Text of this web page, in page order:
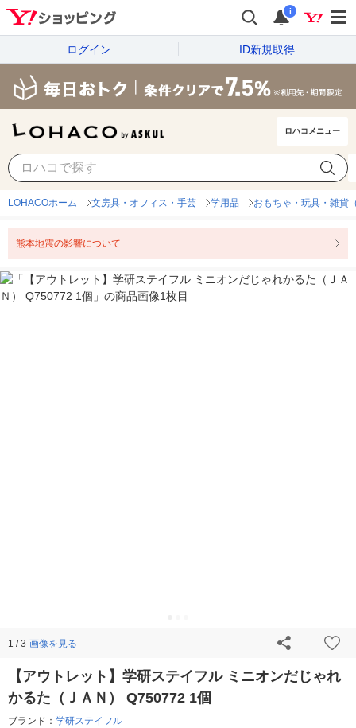
i
ログイン ID新規取得
ロハコメニュー
LOHACOホーム 文房具・オフィス・手芸 学用品 おもちゃ・玩具・雑貨
熊本地震の影響について
1 / 3 画像を見る
【アウトレット】学研ステイフル ミニオンだじゃれ
かるた（ＪＡＮ） Q750772 1個
ブランド： 学研ステイフル